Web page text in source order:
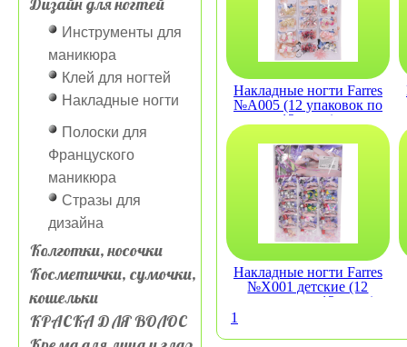
Инструменты для
маникюра
Клей для ногтей
Накладные ногти
Полоски для
Француского
маникюра
Стразы для
дизайна
Колготки, носочки
Косметички, сумочки,
кошельки
КРАСКА ДЛЯ ВОЛОС
Накладные ногти Farres
№A005 (12 упаковок по
12 штук)
Накладные ногти Farres
№X001 детские (12
упаковок по 12 штук)
1